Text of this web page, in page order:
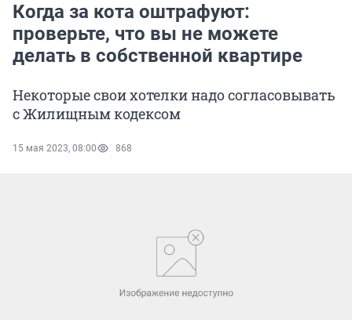
Когда за кота оштрафуют:
проверьте, что вы не можете
делать в собственной квартире
Некоторые свои хотелки надо согласовывать
с Жилищным кодексом
15 мая 2023, 08:00 868